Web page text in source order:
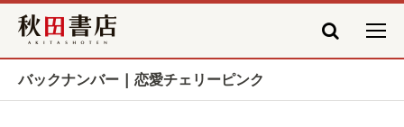
秋田書店
バックナンバー | 恋愛チェリーピンク